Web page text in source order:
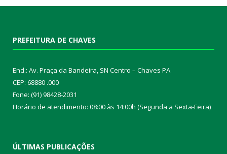
PREFEITURA DE CHAVES
End.: Av. Praça da Bandeira, SN Centro – Chaves PA
CEP: 68880 .000
Fone: (91) 98428-2031
Horário de atendimento: 08:00 às 14:00h (Segunda a Sexta-Feira)
ÚLTIMAS PUBLICAÇÕES